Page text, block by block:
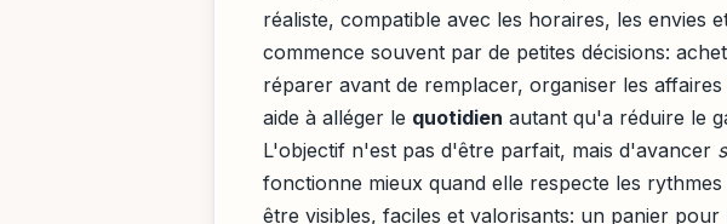
réaliste, compatible avec les horaires, les envies
commence souvent par de petites décisions:
réparer avant de remplacer, organiser les
aide à alléger le quotidien autant qu'a réduire le
L'objectif n'est pas d'être parfait, mais d'avancer
fonctionne mieux quand elle respecte les rythmes
être visibles, faciles et valorisants: un panier